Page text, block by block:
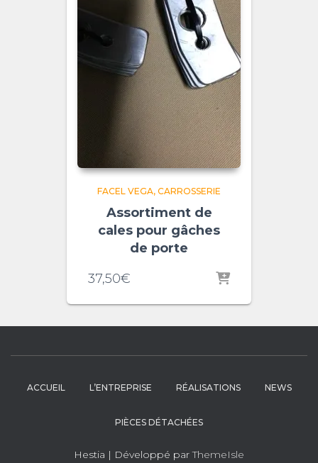
FACEL VEGA CARROSSERIE
Assortiment de
cales pour gâches
de porte
37,50€
ACCUEIL L’ENTREPRISE RÉALISATIONS NEWS
PIÈCES DÉTACHÉES
Hestia | Développé parThemeIsle